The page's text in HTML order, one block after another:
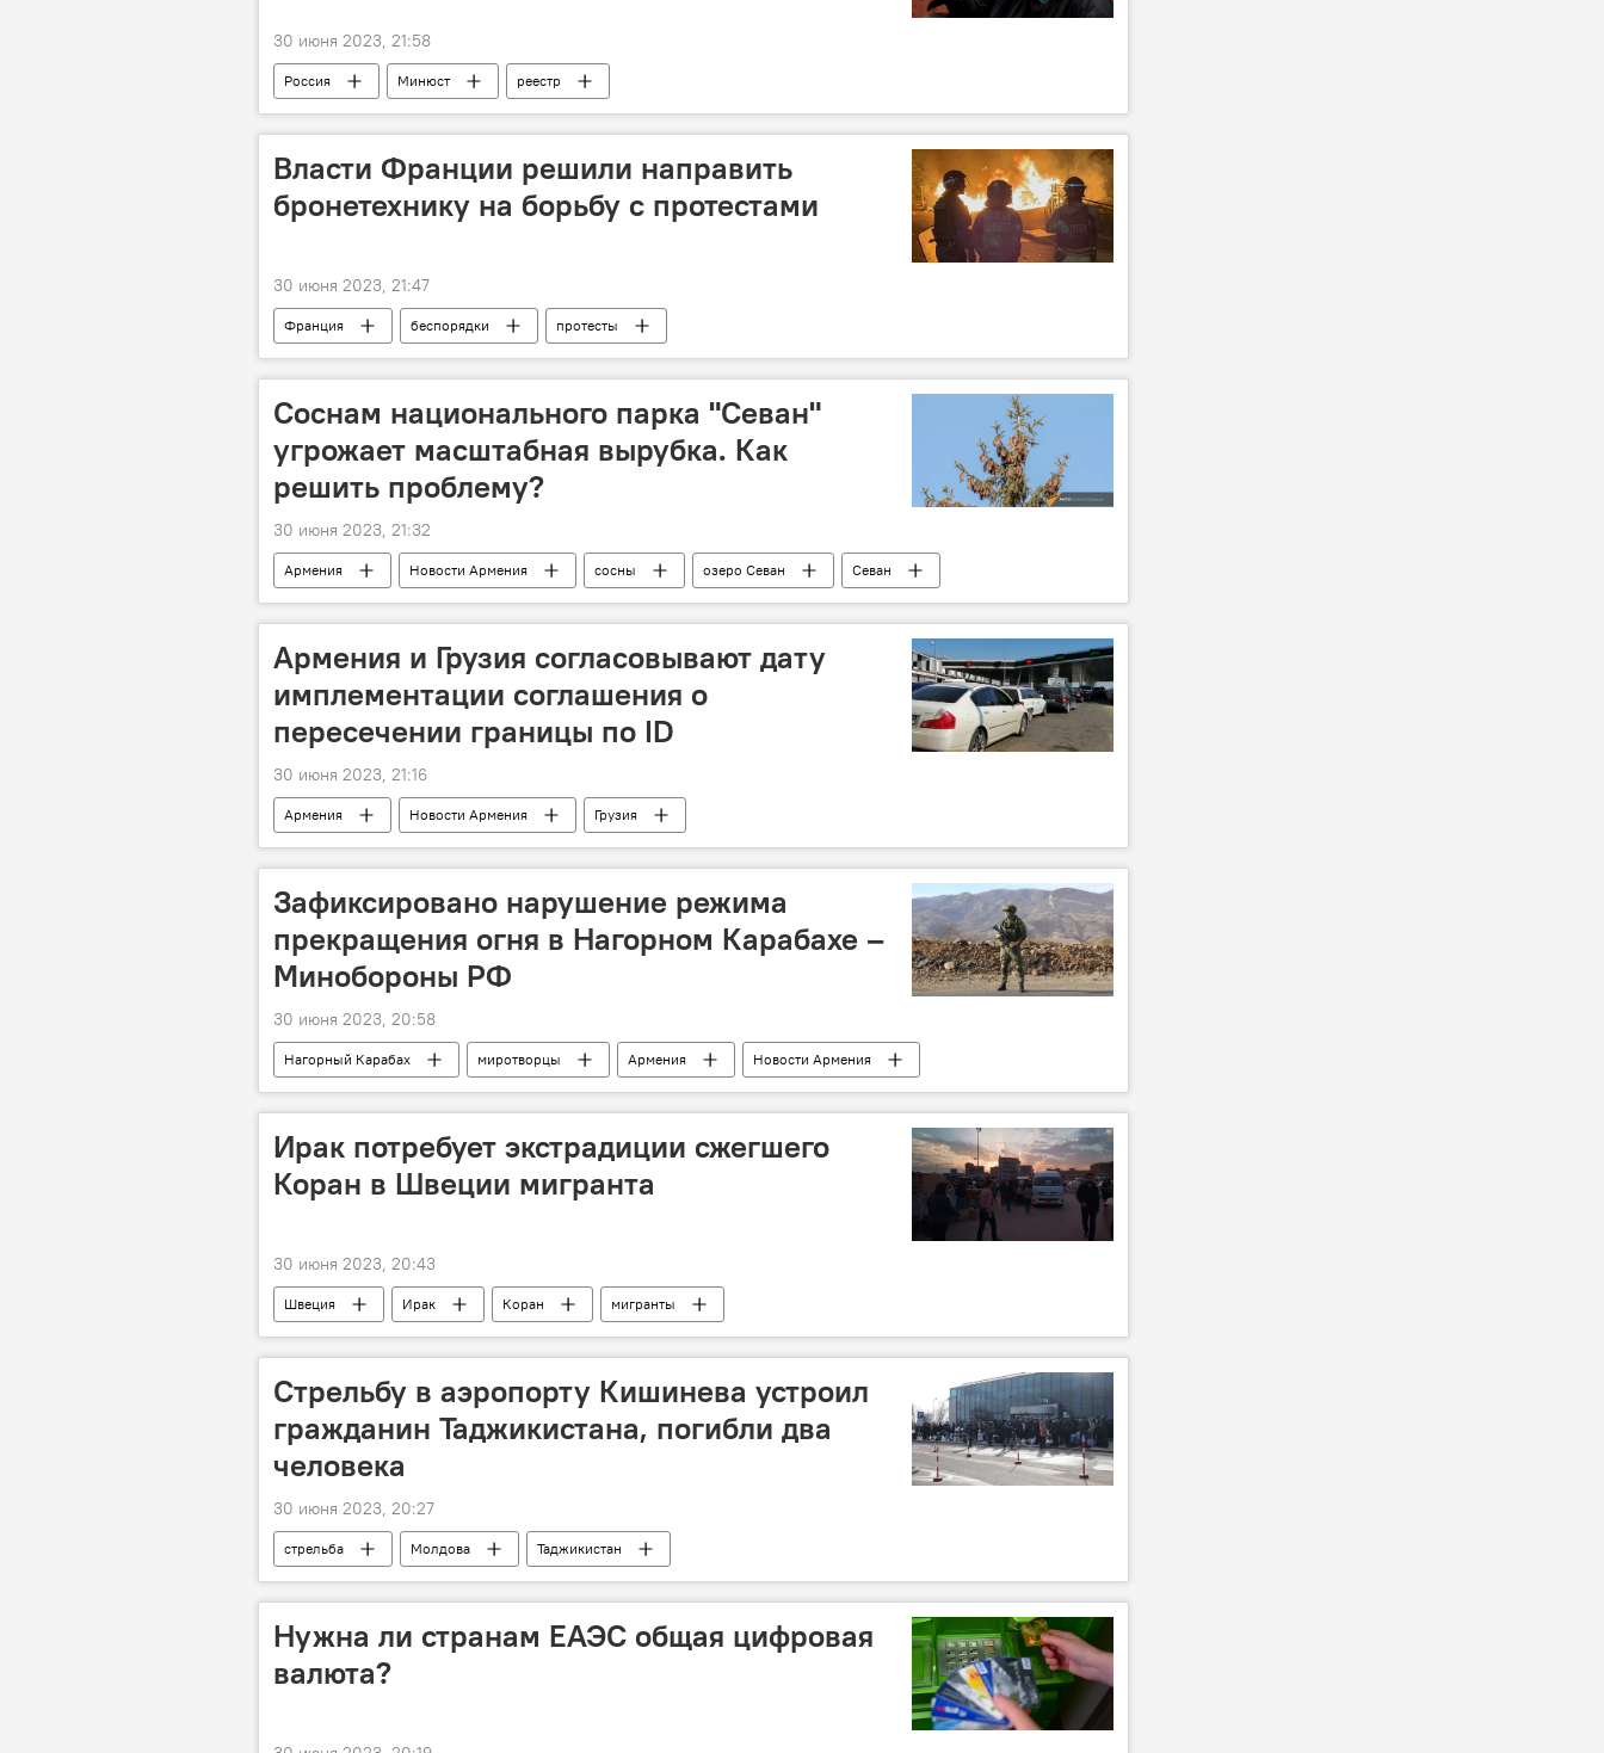
30 июня 2023, 21:58
Россия Минюст реестр
Власти Франции решили направить
бронетехнику на борьбу с протестами
30 июня 2023, 21:47
Франция беспорядки протесты
Соснам национального парка "Севан"
угрожает масштабная вырубка. Как
решить проблему?
30 июня 2023, 21:32
Армения Новости Армения сосны озеро Севан Севан
Армения и Грузия согласовывают дату
имплементации соглашения о
пересечении границы по ID
30 июня 2023, 21:16
Армения Новости Армения Грузия
Зафиксировано нарушение режима
прекращения огня в Нагорном Карабахе –
Минобороны РФ
30 июня 2023, 20:58
Нагорный Карабах миротворцы Армения
Новости Армения
Азербайджан
режим прекращения огня
Ирак потребует экстрадиции сжегшего
Коран в Швеции мигранта
30 июня 2023, 20:43
Швеция Ирак Коран мигранты
Стрельбу в аэропорту Кишинева устроил
гражданин Таджикистана, погибли два
человека
30 июня 2023, 20:27
стрельба Молдова Таджикистан
Нужна ли странам ЕАЭС общая цифровая
валюта?